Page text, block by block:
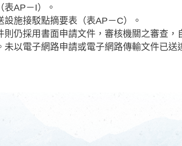
表AP－I）。
設施接駁點摘要表（表AP－C）。
則仍採用書面申請文件，審核機關之審查
以電子網路申請或電子網路傳輸文件已